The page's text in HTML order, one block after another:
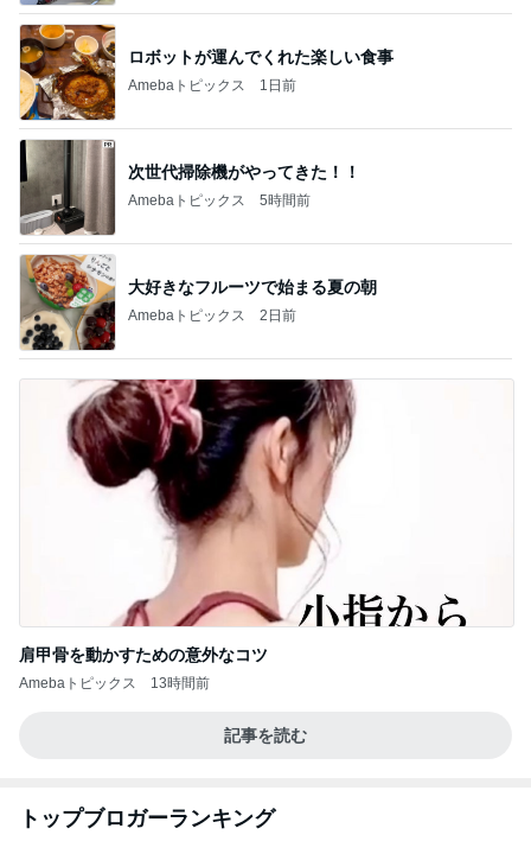
ロボットが運んでくれた楽しい食事
Amebaトピックス 1日前
次世代掃除機がやってきた！！
Amebaトピックス 5時間前
大好きなフルーツで始まる夏の朝
Amebaトピックス 2日前
肩甲骨を動かすための意外なコツ
Amebaトピックス 13時間前
記事を読む
トップブロガーランキング